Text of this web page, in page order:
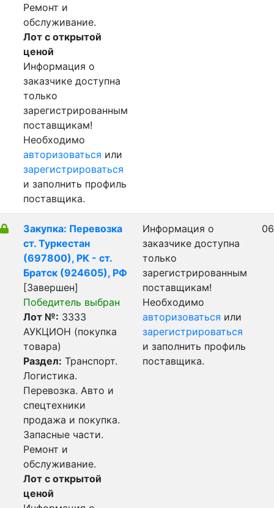
Ремонт и
обслуживание.
Лот с открытой
ценой
Информация о
заказчике доступна
только
зарегистрированным
поставщикам!
Необходимо
авторизоваться или
зарегистрироваться
и заполнить профиль
поставщика.
Закупка: Перевозка
ст. Туркестан
(697800), РК - ст.
Братск (924605), РФ
[Завершен]
Победитель выбран
Лот №: 3333
АУКЦИОН (покупка
товара)
Раздел: Транспорт.
Логистика.
Перевозка. Авто и
спецтехники
продажа и покупка.
Запасные части.
Ремонт и
обслуживание.
Лот с открытой
ценой
Информация о
заказчике доступна
только
зарегистрированным
поставщикам!
Необходимо
авторизоваться или
зарегистрироваться
и заполнить профиль
поставщика.